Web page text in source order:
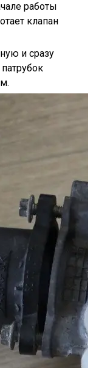
работы
клапан
и сразу